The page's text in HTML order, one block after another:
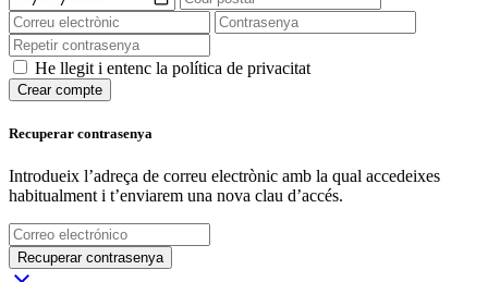
He llegit i entenc la política de privacitat
Crear compte
Recuperar contrasenya
Introdueix l’adreça de correu electrònic amb la qual accedeixes
habitualment i t’enviarem una nova clau d’accés.
Recuperar contrasenya